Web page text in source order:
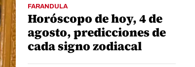
FARANDULA
Horóscopo de hoy, 4 de
agosto, predicciones de
cada signo zodiacal